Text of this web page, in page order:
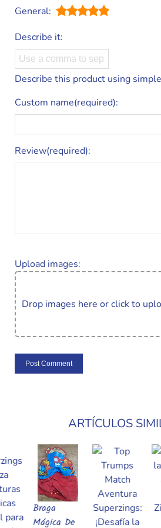
General:
Describe it:
Describe this product using
Custom name(required):
Review(required):
Upload images:
Drop images here or click to
ARTÍCULOS
Añadir Al Carrito
Braga
Mágica De